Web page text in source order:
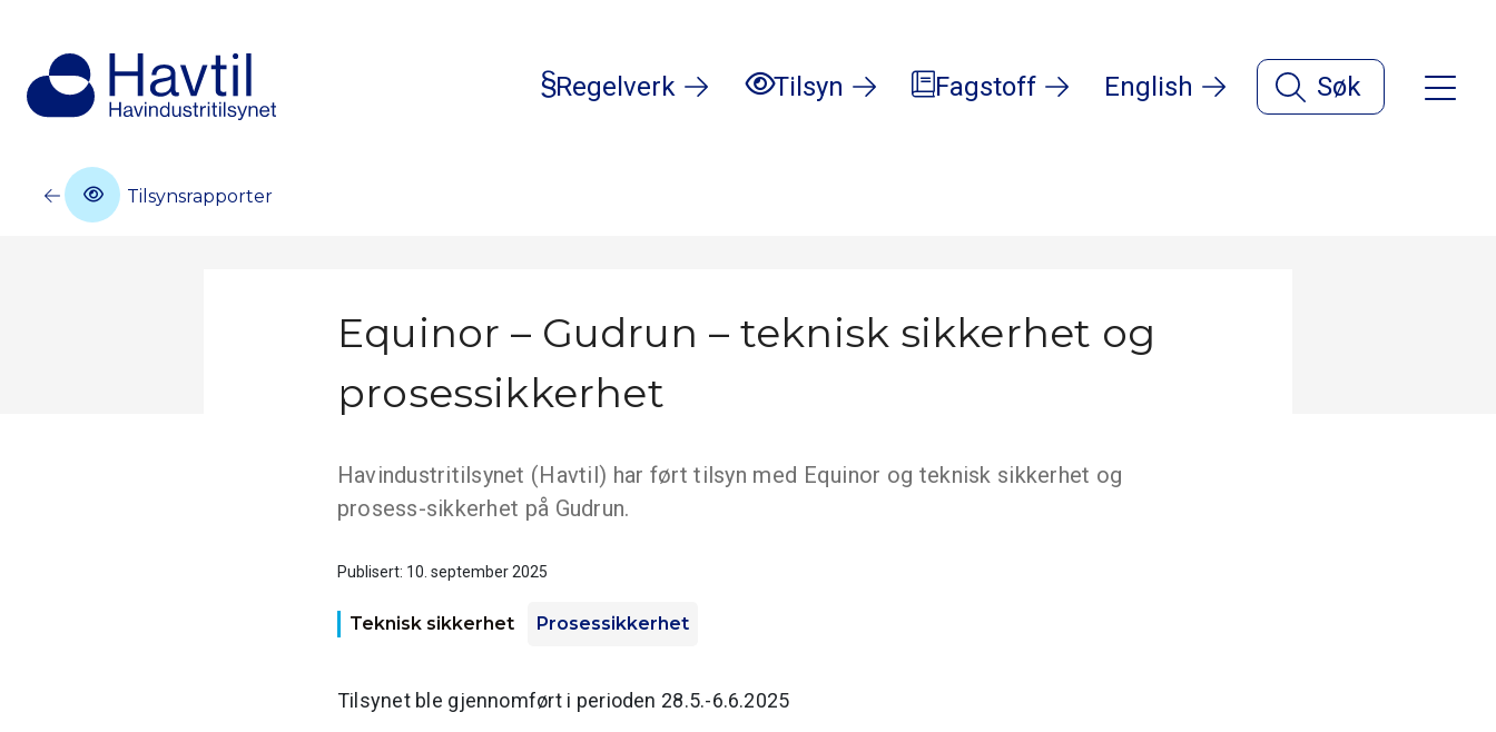
Regelverk Tilsyn Fagstoff English Søk
Tilsynsrapporter
Equinor – Gudrun – teknisk sikkerhet og
prosessikkerhet
Havindustritilsynet (Havtil) har ført tilsyn med Equinor og teknisk sikkerhet og
prosess-sikkerhet på Gudrun.
Publisert: 10. september 2025
Teknisk sikkerhet Prosessikkerhet
Tilsynet ble gjennomført i perioden 28.5.-6.6.2025